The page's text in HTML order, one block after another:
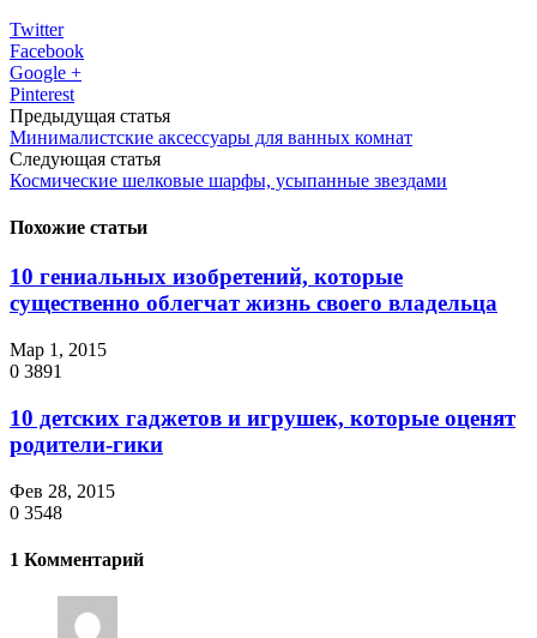
Twitter
Facebook
Google +
Pinterest
Предыдущая статья
Минималистские аксессуары для ванных комнат
Следующая статья
Космические шелковые шарфы, усыпанные звездами
Похожие статьи
10 гениальных изобретений, которые
существенно облегчат жизнь своего владельца
Мар 1, 2015
0 3891
10 детских гаджетов и игрушек, которые оценят
родители-гики
Фев 28, 2015
0 3548
1 Комментарий